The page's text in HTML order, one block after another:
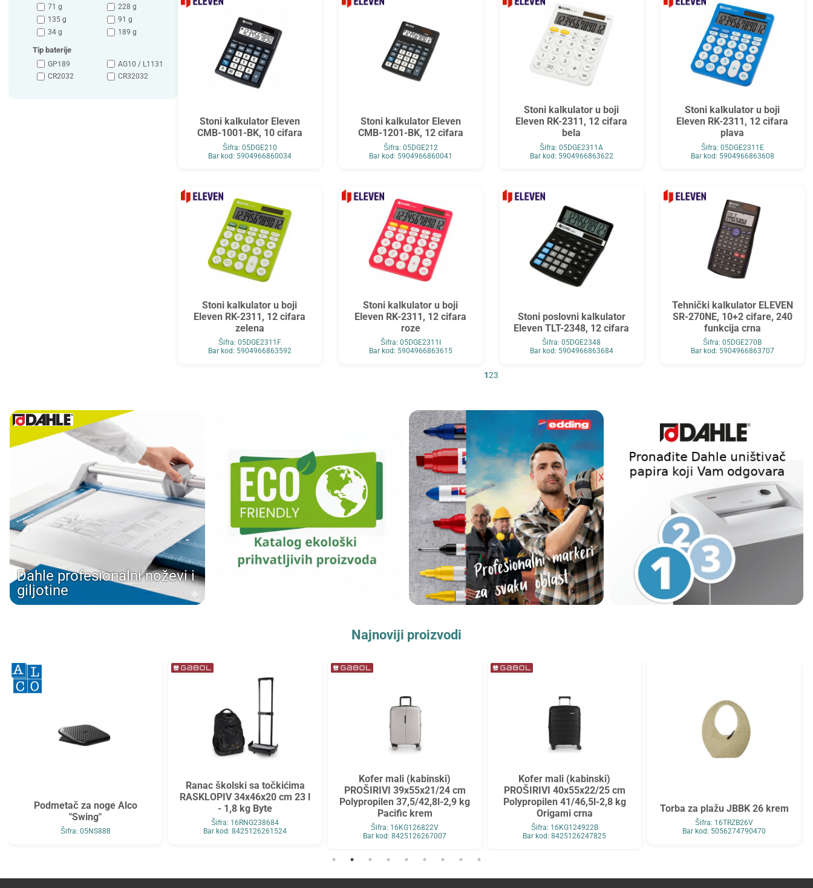
71 g
228 g
135 g
91 g
34 g
189 g
Tip baterije
GP189
AG10 / L1131
CR2032
CR32032
Stoni kalkulator Eleven
CMB-1001-BK, 10 cifara
Šifra: 05DGE210
Bar kod: 5904966860034
Stoni kalkulator Eleven
CMB-1201-BK, 12 cifara
Šifra: 05DGE212
Bar kod: 5904966860041
Stoni kalkulator u boji
Eleven RK-2311, 12 cifara
bela
Šifra: 05DGE2311A
Bar kod: 5904966863622
Stoni kalkulator u boji
Eleven RK-2311, 12 cifara
plava
Šifra: 05DGE2311E
Bar kod: 5904966863608
Stoni kalkulator u boji
Eleven RK-2311, 12 cifara
zelena
Šifra: 05DGE2311F
Bar kod: 5904966863592
Stoni kalkulator u boji
Eleven RK-2311, 12 cifara
roze
Šifra: 05DGE2311I
Bar kod: 5904966863615
Stoni poslovni kalkulator
Eleven TLT-2348, 12 cifara
Šifra: 05DGE2348
Bar kod: 5904966863684
Tehnički kalkulator ELEVEN
SR-270NE, 10+2 cifare, 240
funkcija crna
Šifra: 05DGE270B
Bar kod: 5904966863707
123
Dahle profesionalni noževi i
giljotine
Najnoviji proizvodi
Podmetač za noge Alco
"Swing"
Šifra: 05NS888
Ranac školski sa točkićima
RASKLOPIV 34x46x20 cm 23 l
- 1,8 kg Byte
Šifra: 16RNG238684
Bar kod: 8425126261524
Kofer mali (kabinski)
PROŠIRIVI 39x55x21/24 cm
Polypropilen 37,5/42,8l-2,9 kg
Pacific krem
Šifra: 16KG126822V
Bar kod: 8425126267007
Kofer mali (kabinski)
PROŠIRIVI 40x55x22/25 cm
Polypropilen 41/46,5l-2,8 kg
Origami crna
Šifra: 16KG124922B
Bar kod: 8425126247825
Torba za plažu JBBK 26 krem
Šifra: 16TRZB26V
Bar kod: 5056274790470